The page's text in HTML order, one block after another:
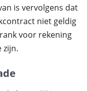
is vervolgens dat
niet geldig
voor rekening
zijn.